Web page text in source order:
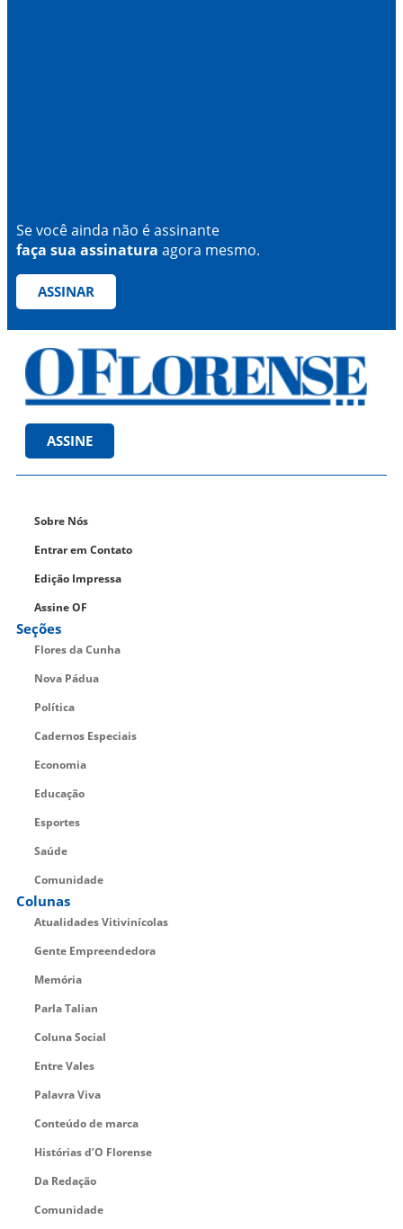
Se você ainda não é assinante
faça sua assinatura agora mesmo.
ASSINAR
ASSINE
Sobre Nós
Entrar em Contato
Edição Impressa
Assine OF
Seções
Flores da Cunha
Nova Pádua
Política
Cadernos Especiais
Economia
Educação
Esportes
Saúde
Comunidade
Colunas
Atualidades Vitivinícolas
Gente Empreendedora
Memória
Parla Talian
Coluna Social
Entre Vales
Palavra Viva
Conteúdo de marca
Histórias d’O Florense
Da Redação
Comunidade